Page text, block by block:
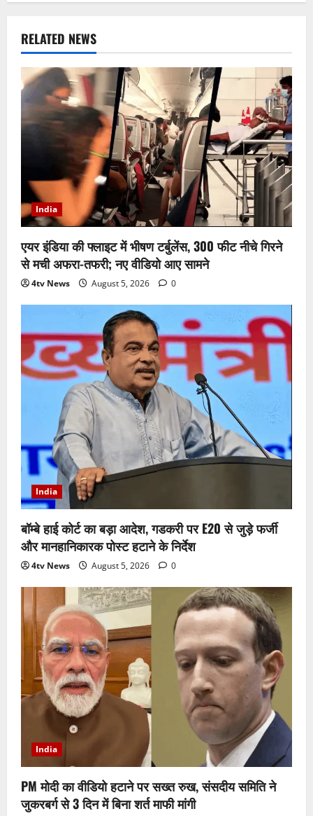
RELATED NEWS
India
एयर इंडिया की फ्लाइट में भीषण टर्बुलेंस, 300 फीट नीचे गिरने
से मची अफरा-तफरी; नए वीडियो आए सामने
4tv News August 5, 2026 0
India
बॉम्बे हाई कोर्ट का बड़ा आदेश, गडकरी पर E20 से जुड़े फर्जी
और मानहानिकारक पोस्ट हटाने के निर्देश
4tv News August 5, 2026 0
India
PM मोदी का वीडियो हटाने पर सख्त रुख, संसदीय समिति ने
जुकरबर्ग से 3 दिन में बिना शर्त माफी मांगी